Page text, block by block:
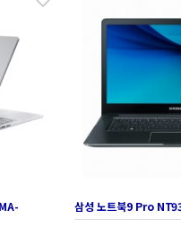
삼성 노트북9 Pro